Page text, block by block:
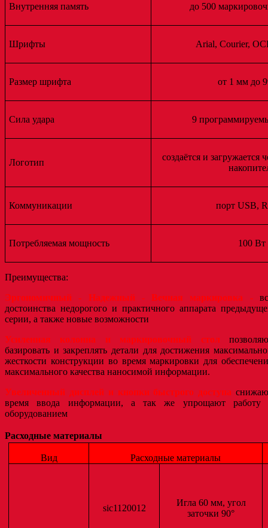
Внутренняя память до 500
Шрифты Arial, Courier,
Размер шрифта от 1 мм до
Сила удара 9
Логотип
создаётся и
Коммуникации порт USB,
Потребляемая мощность 100 Вт
Преимущества:
Эргономичный - Надежный - Вечная маркировка -
достоинства недорогого и практичного аппарата
серии, а также новые возможности
Усиленная колонна и маркировочный стол
базировать и закреплять детали для достижения
жесткости конструкции во время маркировки для
максимального качества наносимой информации.
Увеличенный дисплей и кнопки быстрого доступа
время ввода информации, а так же упрощают работу
оборудованием
Расходные материалы
Вид Расходные материалы
sic1120012
Игла 60 мм, угол
заточки 90°